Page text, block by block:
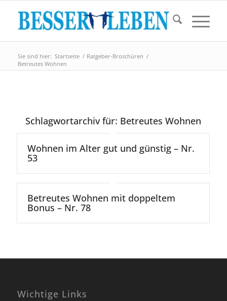
Sie sind hier: Startseite / Ratgeber-Broschüren /
Betreutes Wohnen
Schlagwortarchiv für: Betreutes Wohnen
Wohnen im Alter gut und günstig – Nr.
53
Betreutes Wohnen mit doppeltem
Bonus – Nr. 78
Wichtige Links